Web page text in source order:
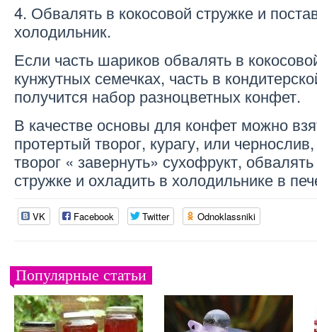
4. Обвалять в кокосовой стружке и
холодильник.
Если часть шариков обвалять в
кунжутных семечках, часть в
получится набор разноцветных конфет.
В качестве основы для конфет можно
протертый творог, курагу, или
творог « завернуть» сухофрукт,
стружке и охладить в холодильнике в
VK Facebook Twitter Odnoklassniki
Популярные статьи